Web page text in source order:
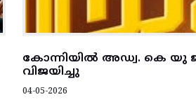
കോന്നിയിൽ അഡ്വ. കെ യു
വിജയിച്ചു
04-05-2026